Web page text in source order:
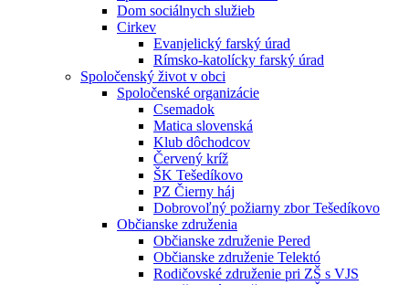
Dom sociálnych služieb
Cirkev
Evanjelický farský úrad
Rímsko-katolícky farský úrad
Spoločenský život v obci
Spoločenské organizácie
Csemadok
Matica slovenská
Klub dôchodcov
Červený kríž
ŠK Tešedíkovo
PZ Čierny háj
Dobrovoľný požiarny zbor Tešedíkovo
Občianske združenia
Občianske združenie Pered
Občianske združenie Telektó
Rodičovské združenie pri ZŠ s VJS